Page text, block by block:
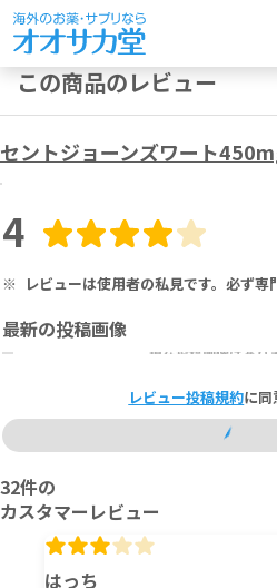
この商品のレビュー
セントジョーンズワート
4
※ レビューは使用者の私見です。必ず専
最新の投稿画像
現在投稿画像はあり
レビュー投稿規約に同
32件の
カスタマーレビュー
はっち